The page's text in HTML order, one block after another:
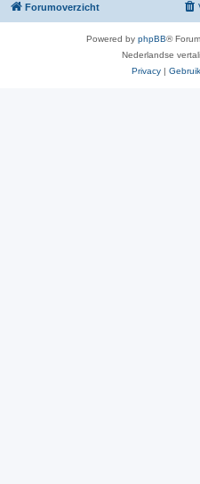
Forumoverzicht
Powered by phpBB®
Nederlandse
Privacy |